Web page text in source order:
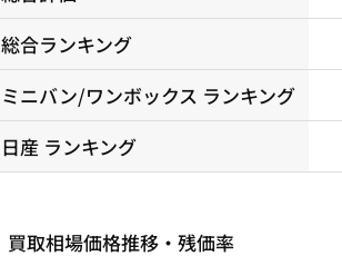
総合ランキング
ミニバン/ワンボックス ランキング
日産 ランキング
買取相場価格推移・残価率